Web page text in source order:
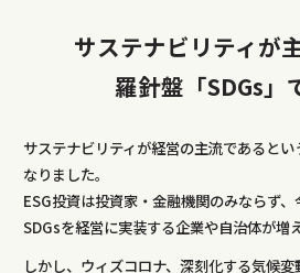
サステナビリティが
羅針盤「SDGs」
サステナビリティが経営の主流であると
なりました。
ESG投資は投資家・金融機関のみならず
SDGsを経営に実装する企業や自治体が増え
しかし、ウィズコロナ、深刻化する気候